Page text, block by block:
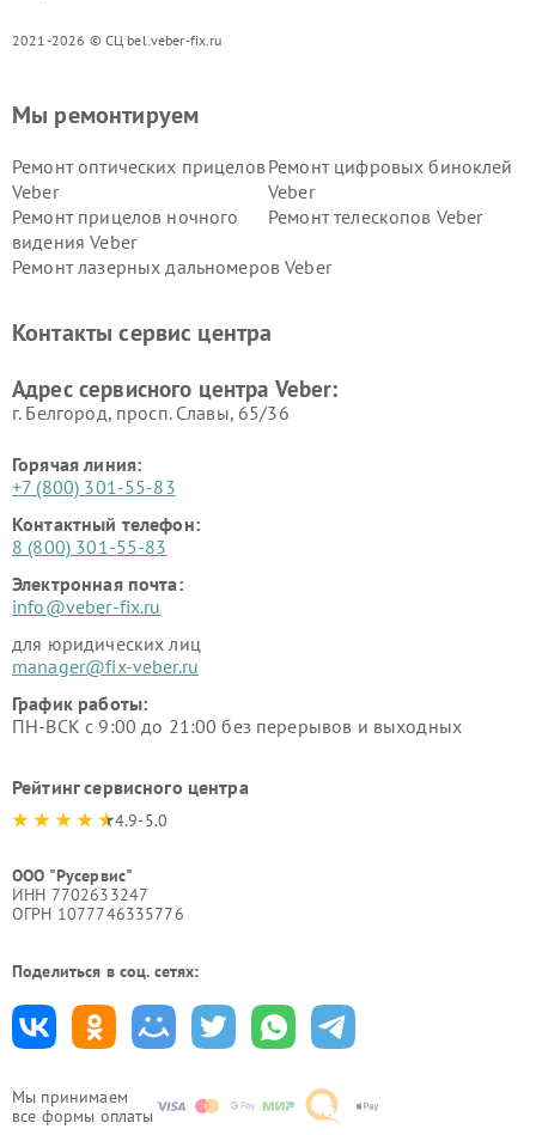
2021-2026 © СЦ bel.veber-fix.ru
Мы принимаем
все формы оплаты
Мы ремонтируем
Ремонт оптических прицелов
Veber
Ремонт цифровых биноклей
Veber
Ремонт прицелов ночного
видения Veber
Ремонт телескопов Veber
Ремонт лазерных дальномеров Veber
Контакты сервис центра
Адрес сервисного центра Veber:
г. Белгород, просп. Славы, 65/36
Горячая линия:
+7 (800) 301-55-83
Контактный телефон:
8 (800) 301-55-83
Электронная почта:
info@veber-fix.ru
для юридических лиц
manager@fix-veber.ru
График работы:
ПН-ВСК с 9:00 до 21:00 без перерывов и выходных
Рейтинг сервисного центра
4.9-5.0
ООО "Русервис"
ИНН 7702633247
ОГРН 1077746335776
Поделиться в соц. сетях: